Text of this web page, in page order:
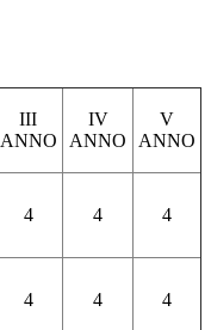
III
ANNO
IV
ANNO
V
ANNO
4 4 4
4 4 4